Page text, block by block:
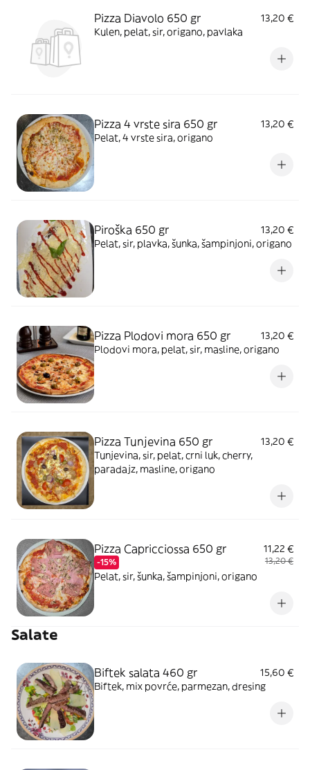
Pizza Diavolo 650 gr
13,20 €
Kulen, pelat, sir, origano, pavlaka
Pizza 4 vrste sira 650 gr
13,20 €
Pelat, 4 vrste sira, origano
Piroška 650 gr
13,20 €
Pelat, sir, plavka, šunka, šampinjoni, origano
Pizza Plodovi mora 650 gr
13,20 €
Plodovi mora, pelat, sir, masline, origano
Pizza Tunjevina 650 gr
13,20 €
Tunjevina, sir, pelat, crni luk, cherry,
paradajz, masline, origano
Pizza Capricciossa 650 gr
-15%
11,22 €
13,20 €
Pelat, sir, šunka, šampinjoni, origano
Salate
Biftek salata 460 gr
15,60 €
Biftek, mix povrće, parmezan, dresing